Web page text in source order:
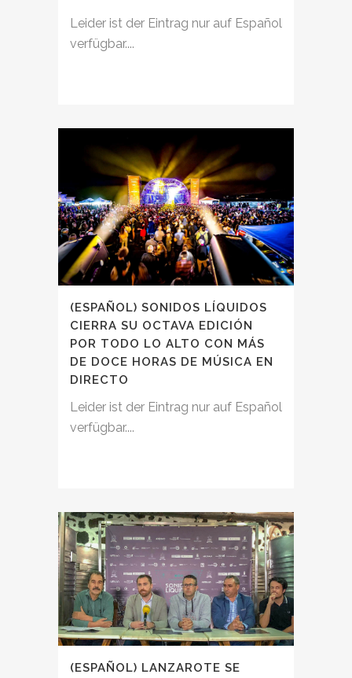
Leider ist der Eintrag nur auf Español
verfügbar....
(ESPAÑOL) SONIDOS LÍQUIDOS
CIERRA SU OCTAVA EDICIÓN
POR TODO LO ALTO CON MÁS
DE DOCE HORAS DE MÚSICA EN
DIRECTO
Leider ist der Eintrag nur auf Español
verfügbar....
(ESPAÑOL) LANZAROTE SE